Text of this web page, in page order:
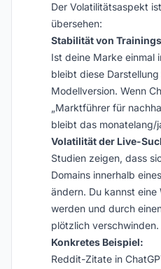
Der Volatilitätsaspekt
übersehen:
Stabilität von
Ist deine Marke einmal
bleibt diese
Modellversion. Wenn
„Marktführer für
bleibt das monatelang/
Volatilität der Live-
Studien zeigen, dass
Domains innerhalb
ändern. Du kannst
werden und durch
plötzlich verschwinden.
Konkretes Beispiel:
Reddit-Zitate in